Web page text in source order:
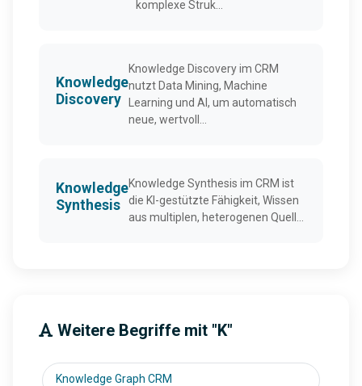
komplexe Struk...
Knowledge
Discovery
Knowledge Discovery im CRM
nutzt Data Mining, Machine
Learning und AI, um automatisch
neue, wertvoll...
Knowledge
Synthesis
Knowledge Synthesis im CRM ist
die KI-gestützte Fähigkeit, Wissen
aus multiplen, heterogenen Quell...
Weitere Begriffe mit "K"
Knowledge Graph CRM